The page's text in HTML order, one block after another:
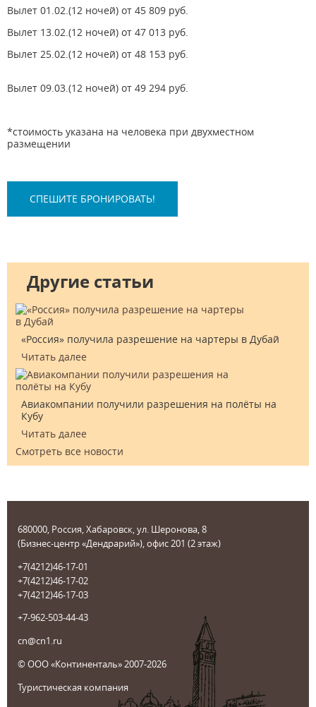
Вылет 01.02.(12 ночей) от 45 809 руб.
Вылет 13.02.(12 ночей) от 47 013 руб.
Вылет 25.02.(12 ночей) от 48 153 руб.
Вылет 09.03.(12 ночей) от 49 294 руб.
*стоимость указана на человека при двухместном
размещении
СПЕШИТЕ БРОНИРОВАТЬ!
Другие статьи
«Россия» получила разрешение на чартеры в Дубай
Читать далее
Авиакомпании получили разрешения на полёты на
Кубу
Читать далее
Смотреть все новости
680000, Россия, Хабаровск, ул. Шеронова, 8
(Бизнес-центр «Дендрарий»), офис 201 (2 этаж)
+7(4212)46-17-01
+7(4212)46-17-02
+7(4212)46-17-03
+7-962-503-44-43
cn@cn1.ru
© ООО «Континенталь» 2007-2026
Туристическая компания